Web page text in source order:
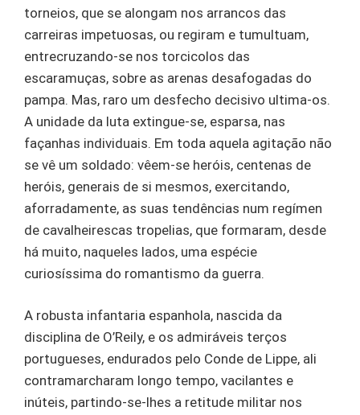
torneios, que se alongam nos arrancos das
carreiras impetuosas, ou regiram e tumultuam,
entrecruzando-se nos torcicolos das
escaramuças, sobre as arenas desafogadas do
pampa. Mas, raro um desfecho decisivo ultima-os.
A unidade da luta extingue-se, esparsa, nas
façanhas individuais. Em toda aquela agitação não
se vê um soldado: vêem-se heróis, centenas de
heróis, generais de si mesmos, exercitando,
aforradamente, as suas tendências num regímen
de cavalheirescas tropelias, que formaram, desde
há muito, naqueles lados, uma espécie
curiosíssima do romantismo da guerra.
A robusta infantaria espanhola, nascida da
disciplina de O’Reily, e os admiráveis terços
portugueses, endurados pelo Conde de Lippe, ali
contramarcharam longo tempo, vacilantes e
inúteis, partindo-se-lhes a retitude militar nos